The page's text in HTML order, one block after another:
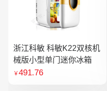
浙江科敏 科敏K22双核机
械版小型单门迷你冰箱
￥491.76